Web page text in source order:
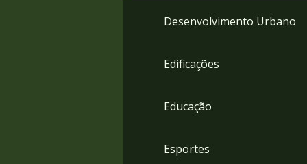
Desenvolvimento Urbano
Edificações
Educação
Esportes